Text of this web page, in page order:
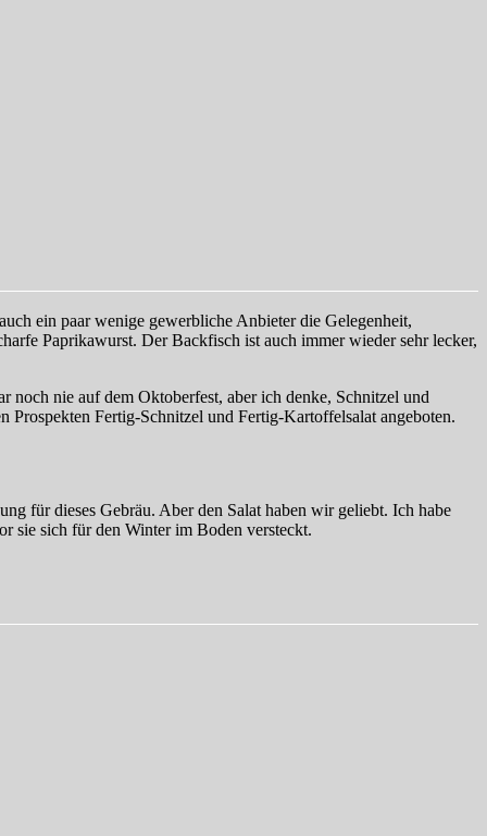
ein paar wenige gewerbliche Anbieter die Gelegenheit,
Paprikawurst. Der Backfisch ist auch immer wieder sehr lecker,
noch nie auf dem Oktoberfest, aber ich denke, Schnitzel und
Fertig-Schnitzel und Fertig-Kartoffelsalat angeboten.
für dieses Gebräu. Aber den Salat haben wir geliebt. Ich habe
sie sich für den Winter im Boden versteckt.